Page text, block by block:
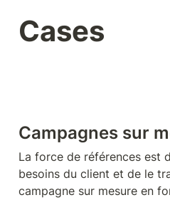
Cases
Campagnes sur
La force de références est
besoins du client et de le
campagne sur mesure en